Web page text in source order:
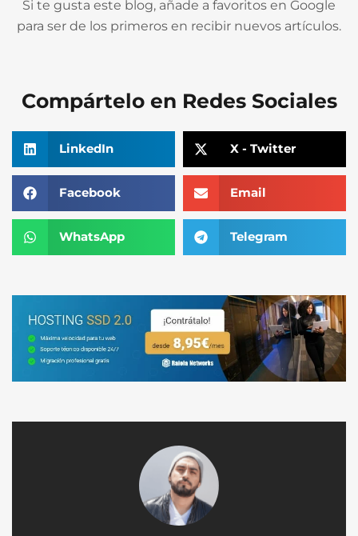
Si te gusta este blog, añade a favoritos en Google
para ser de los primeros en recibir nuevos artículos.
Compártelo en Redes Sociales
LinkedIn X - Twitter
Facebook Email
WhatsApp Telegram